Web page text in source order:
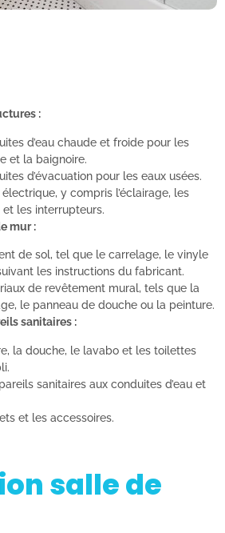
:
d’eau chaude et froide pour les
et la baignoire.
d’évacuation pour les eaux usées.
y compris l’éclairage, les
les interrupteurs.
mur :
de sol, tel que le carrelage, le vinyle
les instructions du fabricant.
de revêtement mural, tels que la
le panneau de douche ou la peinture.
sanitaires :
la douche, le lavabo et les toilettes
sanitaires aux conduites d’eau et
et les accessoires.
salle de